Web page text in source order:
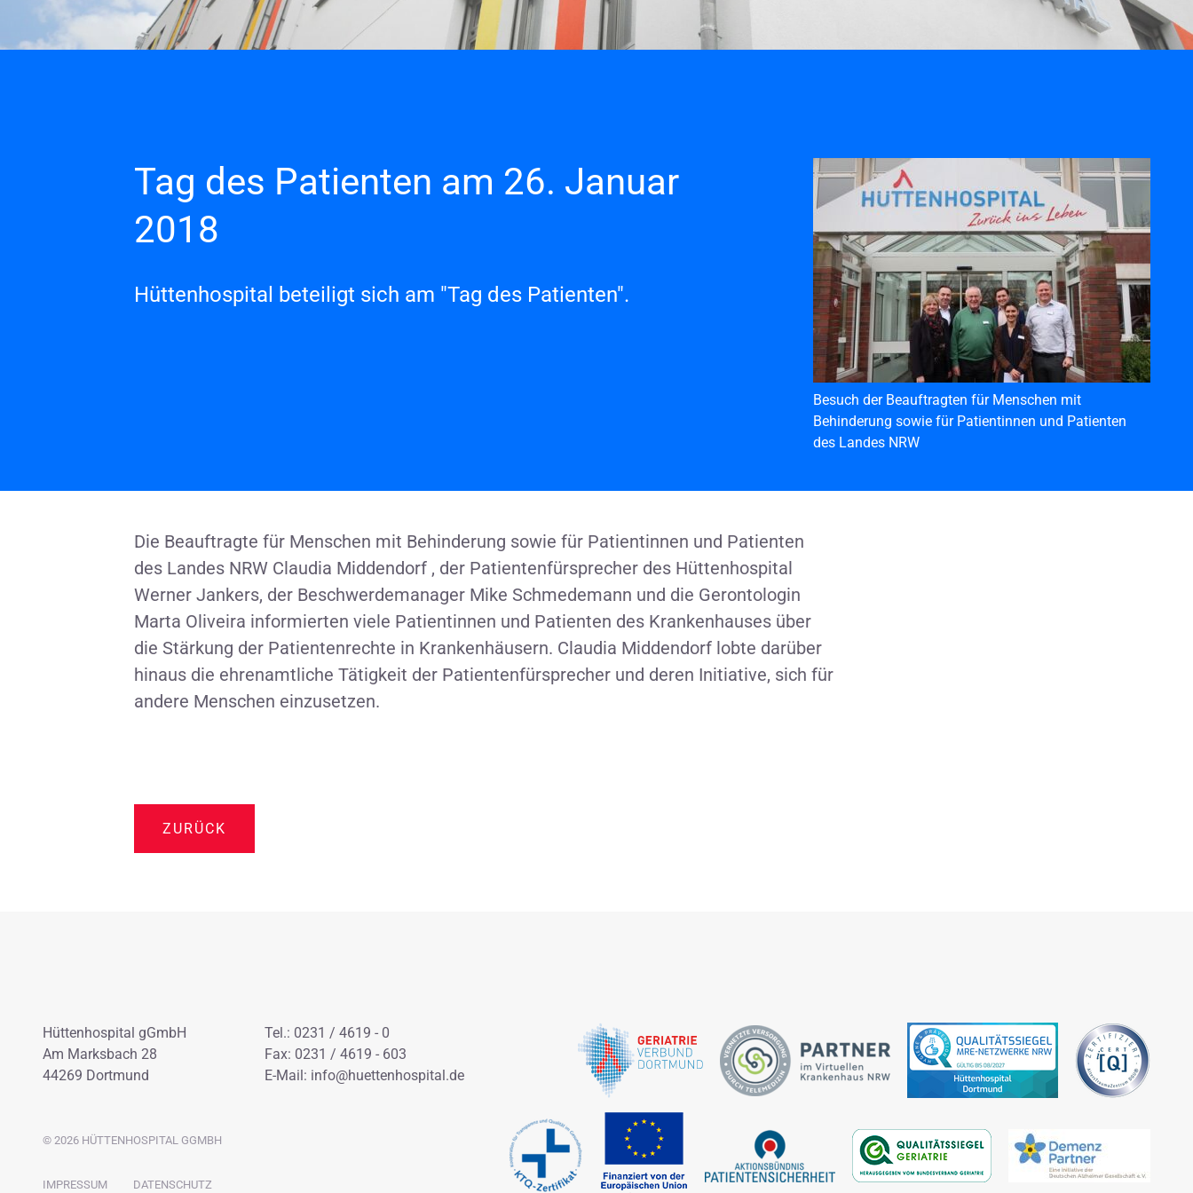
Besuch der Beauftragten für Menschen mit
Behinderung sowie für Patientinnen und Patienten
des Landes NRW
Tag des Patienten am 26. Januar
2018
Hüttenhospital beteiligt sich am "Tag des Patienten".
Die Beauftragte für Menschen mit Behinderung sowie für Patientinnen und Patienten
des Landes NRW Claudia Middendorf , der Patientenfürsprecher des Hüttenhospital
Werner Jankers, der Beschwerdemanager Mike Schmedemann und die Gerontologin
Marta Oliveira informierten viele Patientinnen und Patienten des Krankenhauses über
die Stärkung der Patientenrechte in Krankenhäusern. Claudia Middendorf lobte darüber
hinaus die ehrenamtliche Tätigkeit der Patientenfürsprecher und deren Initiative, sich für
andere Menschen einzusetzen.
ZURÜCK
Hüttenhospital gGmbH
Am Marksbach 28
44269 Dortmund
Tel.: 0231 / 4619 - 0
Fax: 0231 / 4619 - 603
E-Mail: info@huettenhospital.de
© 2026 HÜTTENHOSPITAL GGMBH
NAVIGATION
IMPRESSUM DATENSCHUTZ